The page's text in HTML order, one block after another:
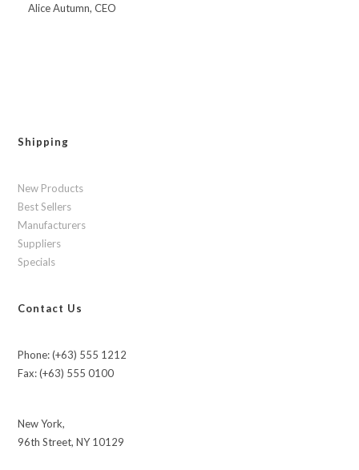
Alice Autumn, CEO
Shipping
New Products
Best Sellers
Manufacturers
Suppliers
Specials
Contact Us
Phone: (+63) 555 1212
Fax: (+63) 555 0100
New York,
96th Street, NY 10129